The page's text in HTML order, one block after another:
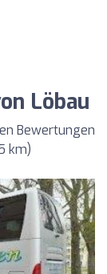
Löbau
Bewertungen
km)